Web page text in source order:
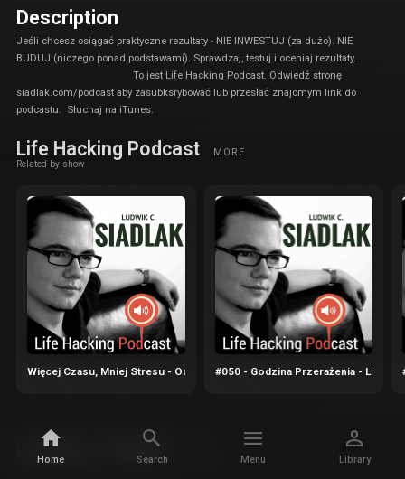
Home Search Menu Library
Description
Jeśli chcesz osiągać praktyczne rezultaty - NIE INWESTUJ (za dużo). NIE
BUDUJ (niczego ponad podstawami). Sprawdzaj, testuj i oceniaj rezultaty.
To jest Life Hacking Podcast. Odwiedź stronę
siadlak.com/podcast aby zasubksrybować lub przesłać znajomym link do
podcastu. Słuchaj na iTunes.
Life Hacking Podcast MORE
Related by show
Więcej Czasu, Mniej Stresu - Odblokuj Swoją Produktywność (23.10 o
#050 - Godzina Przerażenia - Life
Ludwik C. Siadlak
Related by podcaster